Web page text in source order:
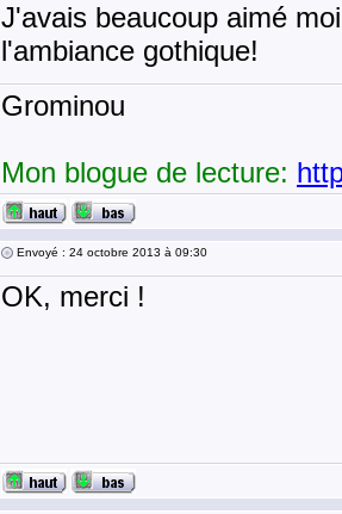
J'avais beaucoup aimé
l'ambiance gothique!
Grominou
Mon blogue de lecture:
Envoyé : 24 octobre 2013 à 09:30
OK, merci !